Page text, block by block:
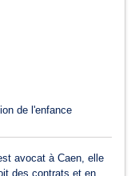
de l'enfance
avocat à Caen, elle
des contrats et en